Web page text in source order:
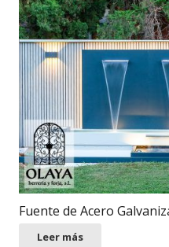
Fuente de Acero
Leer más